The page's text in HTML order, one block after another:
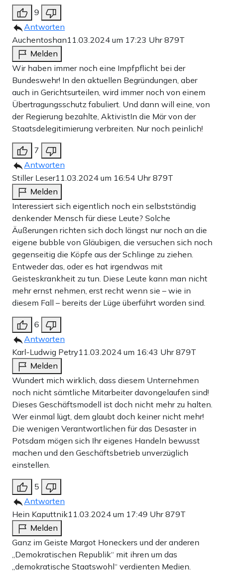
9
Antworten
Auchentoshan11.03.2024 um 17:23 Uhr879T
Melden
Wir haben immer noch eine Impfpflicht bei der
Bundeswehr! In den aktuellen Begründungen, aber
auch in Gerichtsurteilen, wird immer noch von einem
Übertragungsschutz fabuliert. Und dann will eine, von
der Regierung bezahlte, AktivistIn die Mär von der
Staatsdelegitimierung verbreiten. Nur noch peinlich!
7
Antworten
Stiller Leser11.03.2024 um 16:54 Uhr879T
Melden
Interessiert sich eigentlich noch ein selbstständig
denkender Mensch für diese Leute? Solche
Äußerungen richten sich doch längst nur noch an die
eigene bubble von Gläubigen, die versuchen sich noch
gegenseitig die Köpfe aus der Schlinge zu ziehen.
Entweder das, oder es hat irgendwas mit
Geisteskrankheit zu tun. Diese Leute kann man nicht
mehr ernst nehmen, erst recht wenn sie – wie in
diesem Fall – bereits der Lüge überführt worden sind.
6
Antworten
Karl-Ludwig Petry11.03.2024 um 16:43 Uhr879T
Melden
Wundert mich wirklich, dass diesem Unternehmen
noch nicht sämtliche Mitarbeiter davongelaufen sind!
Dieses Geschäftsmodell ist doch nicht mehr zu halten.
Wer einmal lügt, dem glaubt doch keiner nicht mehr!
Die wenigen Verantwortlichen für das Desaster in
Potsdam mögen sich Ihr eigenes Handeln bewusst
machen und den Geschäftsbetrieb unverzüglich
einstellen.
5
Antworten
Hein Kaputtnik11.03.2024 um 17:49 Uhr879T
Melden
Ganz im Geiste Margot Honeckers und der anderen
„Demokratischen Republik“ mit ihren um das
„demokratische Staatswohl“ verdienten Medien.